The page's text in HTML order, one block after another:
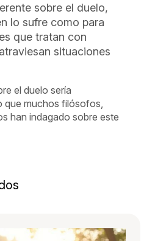
sobre el duelo,
lo sufre como para
que tratan con
situaciones
el duelo sería
que muchos filósofos,
han indagado sobre este